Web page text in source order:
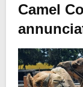
Camel